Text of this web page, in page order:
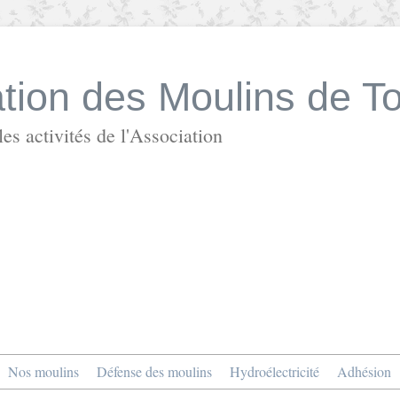
des Moulins de
activités de l'Association
Nos moulins Défense des moulins Hydroélectricité Adhésion